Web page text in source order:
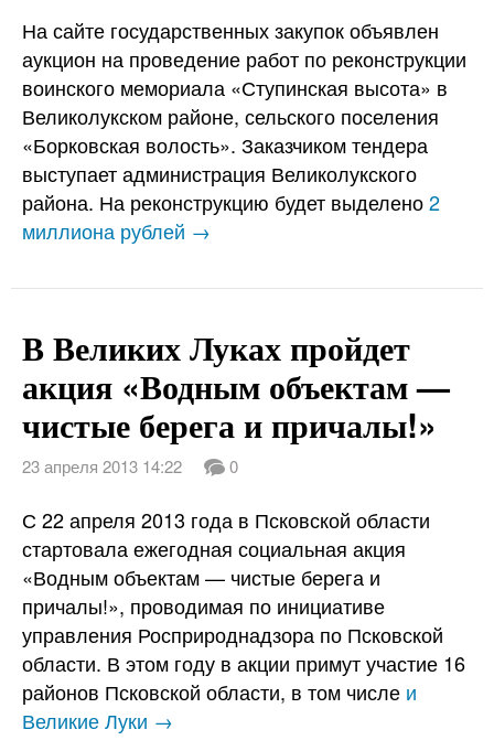
На сайте государственных закупок объявлен
аукцион на проведение работ по реконструкции
воинского мемориала «Ступинская высота» в
Великолукском районе, сельского поселения
«Борковская волость». Заказчиком тендера
выступает администрация Великолукского
района. На реконструкцию будет выделено2
миллиона рублей →
В Великих Луках пройдет
акция «Водным объектам —
чистые берега и причалы!»
23 апреля 2013 14:22 0
С 22 апреля 2013 года в Псковской области
стартовала ежегодная социальная акция
«Водным объектам — чистые берега и
причалы!», проводимая по инициативе
управления Росприроднадзора по Псковской
области. В этом году в акции примут участие 16
районов Псковской области, в том числе и
Великие Луки →